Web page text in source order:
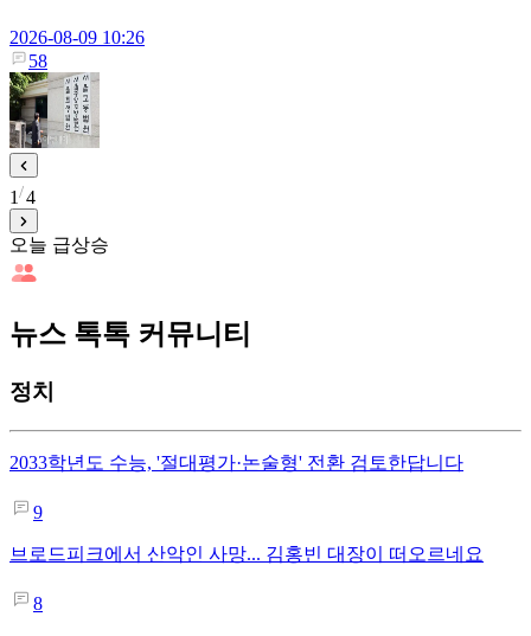
2026-08-09 10:26
58
1 4
오늘 급상승
뉴스 톡톡 커뮤니티
정치
2033학년도 수능, '절대평가·논술형' 전환 검토한답니다
9
브로드피크에서 산악인 사망... 김홍빈 대장이 떠오르네요
8